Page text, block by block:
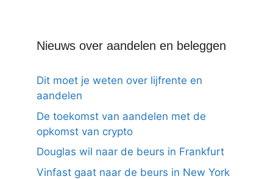
Nieuws over aandelen en beleggen
Dit moet je weten over lijfrente en
aandelen
De toekomst van aandelen met de
opkomst van crypto
Douglas wil naar de beurs in Frankfurt
Vinfast gaat naar de beurs in New York